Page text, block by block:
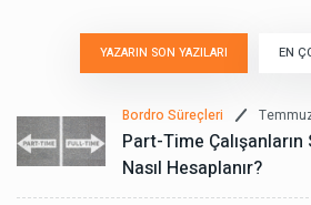
YAZARIN SON YAZILARI EN
Bordro Süreçleri
Part-Time Çalışanların
Nasıl Hesaplanır?